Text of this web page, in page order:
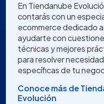
En Tiendanube
contarás con un
ecommerce dedicado a
ayudarte con
técnicas y mejores
para resolver
específicas de tu
Conoce más de
Evolución